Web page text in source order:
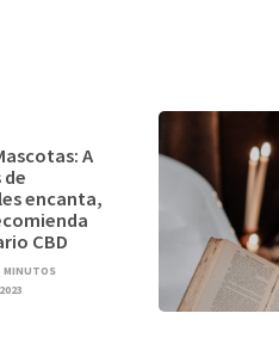
A
de
encanta,
CBD
MINUTOS